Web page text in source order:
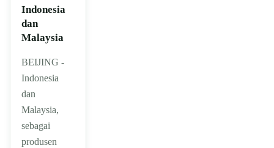
Indonesia
dan
Malaysia
BEIJING -
Indonesia
dan
Malaysia,
sebagai
produsen